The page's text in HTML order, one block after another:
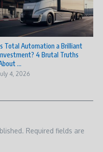
Total Automation a Brilliant
4 Brutal Truths
...
4, 2026
Required fields are